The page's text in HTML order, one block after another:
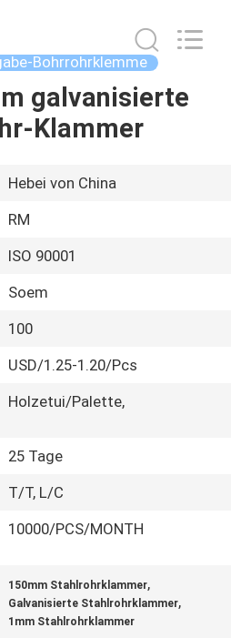
Bohrrohrklemme
galvanisierte
Klammer
Hebei von China
RM
ISO 90001
Soem
100
USD/1.25-1.20/Pcs
Holzetui/Palette,
25 Tage
T/T, L/C
10000/PCS/MONTH
150mm Stahlrohrklammer,
Galvanisierte Stahlrohrklammer,
1mm Stahlrohrklammer